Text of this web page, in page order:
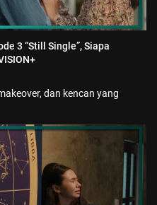
3 “Still Single”, Siapa
dan kencan yang